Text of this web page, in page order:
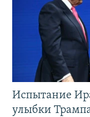
Испытание
улыбки